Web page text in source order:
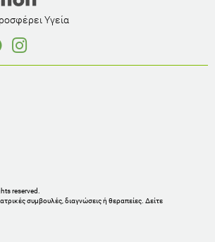
Υγεία
reserved.
συμβουλές, διαγνώσεις ή θεραπείες. Δείτε